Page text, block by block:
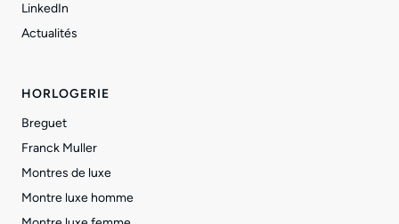
LinkedIn
Actualités
HORLOGERIE
Breguet
Franck Muller
Montres de luxe
Montre luxe homme